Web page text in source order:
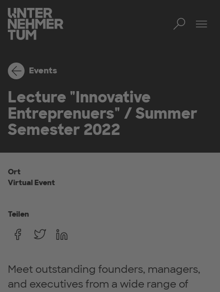
Events
Lecture "Innovative
Entreprenuers" / Summer
Semester 2022
Ort
Virtual Event
Teilen
Meet outstanding founders, managers,
and executives from a wide range of